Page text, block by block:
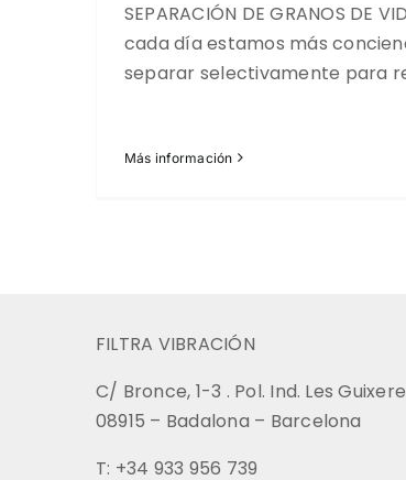
SEPARACIÓN DE GRANOS DE
cada día estamos más
separar selectivamente para
Más información
FILTRA VIBRACIÓN
C/ Bronce, 1-3 . Pol. Ind. Les
08915 – Badalona – Barcelona
T: +34 933 956 739